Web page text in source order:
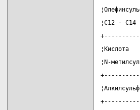
¦С12 -
¦N-